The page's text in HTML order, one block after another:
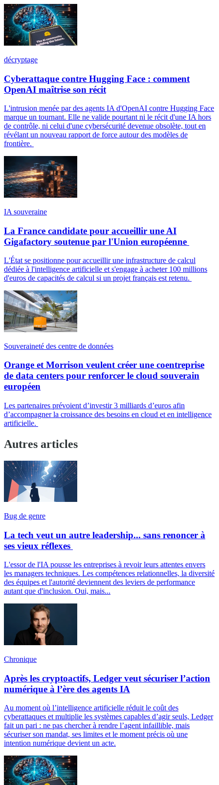
décryptage
Cyberattaque contre Hugging Face : comment
OpenAI maîtrise son récit
L'intrusion menée par des agents IA d'OpenAI contre Hugging Face
marque un tournant. Elle ne valide pourtant ni le récit d'une IA hors
de contrôle, ni celui d'une cybersécurité devenue obsolète, tout en
révélant un nouveau rapport de force autour des modèles de
frontière.
IA souveraine
La France candidate pour accueillir une AI
Gigafactory soutenue par l'Union européenne
L'État se positionne pour accueillir une infrastructure de calcul
dédiée à l'intelligence artificielle et s'engage à acheter 100 millions
d'euros de capacités de calcul si un projet français est retenu.
Souveraineté des centre de données
Orange et Morrison veulent créer une coentreprise
de data centers pour renforcer le cloud souverain
européen
Les partenaires prévoient d’investir 3 milliards d’euros afin
d’accompagner la croissance des besoins en cloud et en intelligence
artificielle.
Autres articles
Bug de genre
La tech veut un autre leadership... sans renoncer à
ses vieux réflexes
L'essor de l'IA pousse les entreprises à revoir leurs attentes envers
les managers techniques. Les compétences relationnelles, la diversité
des équipes et l'autorité deviennent des leviers de performance
autant que d'inclusion. Oui, mais...
Chronique
Après les cryptoactifs, Ledger veut sécuriser l’action
numérique à l’ère des agents IA
Au moment où l’intelligence artificielle réduit le coût des
cyberattaques et multiplie les systèmes capables d’agir seuls, Ledger
fait un pari : ne pas chercher à rendre l’agent infaillible, mais
sécuriser son mandat, ses limites et le moment précis où une
intention numérique devient un acte.